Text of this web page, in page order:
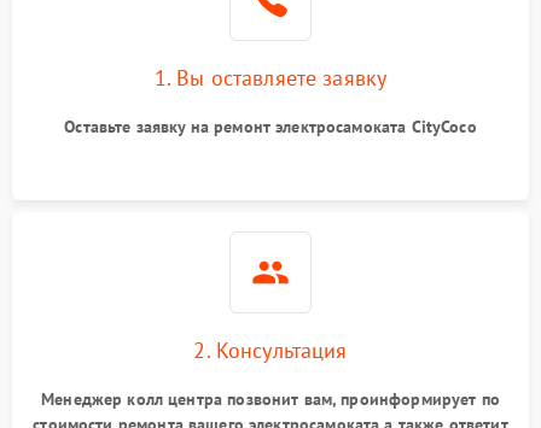
1. Вы оставляете заявку
Оставьте заявку на ремонт электросамоката CityCoco
2. Консультация
Менеджер колл центра позвонит вам, проинформирует по